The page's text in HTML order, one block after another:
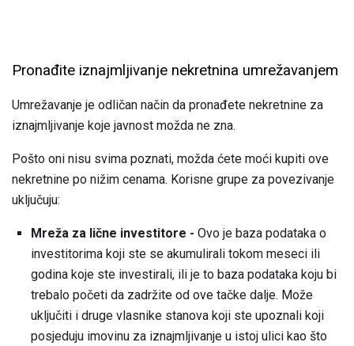
Pronađite iznajmljivanje nekretnina umrežavanjem
Umrežavanje je odličan način da pronađete nekretnine za
iznajmljivanje koje javnost možda ne zna.
Pošto oni nisu svima poznati, možda ćete moći kupiti ove
nekretnine po nižim cenama. Korisne grupe za povezivanje
uključuju:
Mreža za lične investitore - Ovo je baza podataka o
investitorima koji ste se akumulirali tokom meseci ili
godina koje ste investirali, ili je to baza podataka koju bi
trebalo početi da zadržite od ove tačke dalje. Može
uključiti i druge vlasnike stanova koji ste upoznali koji
posjeduju imovinu za iznajmljivanje u istoj ulici kao što